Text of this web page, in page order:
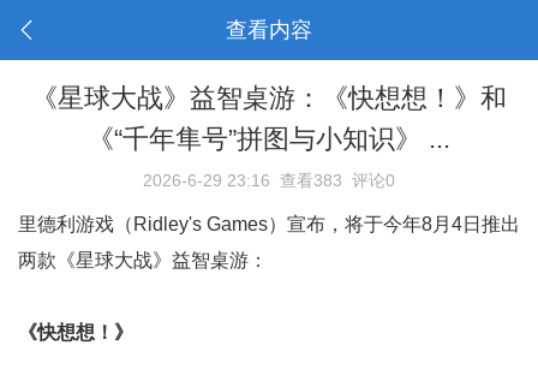
查看内容
《星球大战》益智桌游：《快想想！》和
《“千年隼号”拼图与小知识》 ...
2026-6-29 23:16 查看383 评论0
里德利游戏（Ridley's Games）宣布，将于今年8月4日推出
两款《星球大战》益智桌游：
《快想想！》